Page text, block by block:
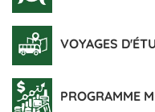
VOYAGES
PROGRAMME